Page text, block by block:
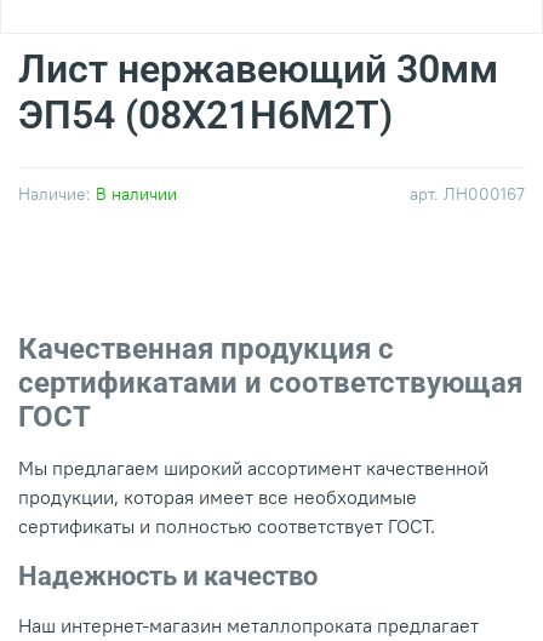
арт. ЛН000167
Наличие: В наличии
Лист нержавеющий 30мм
ЭП54 (08Х21Н6М2Т)
Качественная продукция с
сертификатами и соответствующая
ГОСТ
Мы предлагаем широкий ассортимент качественной
продукции, которая имеет все необходимые
сертификаты и полностью соответствует ГОСТ.
Надежность и качество
Наш интернет-магазин металлопроката предлагает